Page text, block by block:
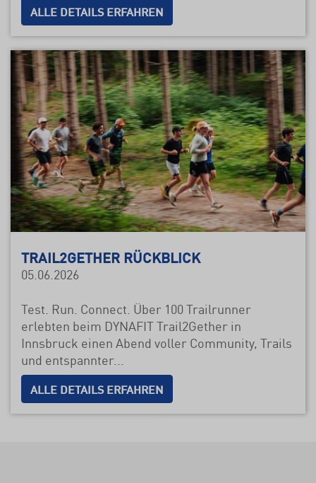
ALLE DETAILS ERFAHREN
TRAIL2GETHER RÜCKBLICK
05.06.2026
Test. Run. Connect. Über 100 Trailrunner
erlebten beim DYNAFIT Trail2Gether in
Innsbruck einen Abend voller Community, Trails
und entspannter...
ALLE DETAILS ERFAHREN